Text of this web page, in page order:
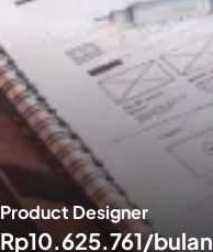
Product Designer
Rp10.625.761/bulan